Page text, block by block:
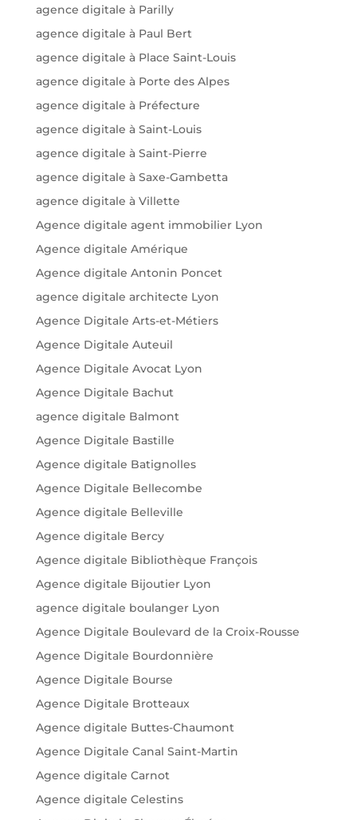
agence digitale à Parilly
agence digitale à Paul Bert
agence digitale à Place Saint-Louis
agence digitale à Porte des Alpes
agence digitale à Préfecture
agence digitale à Saint-Louis
agence digitale à Saint-Pierre
agence digitale à Saxe-Gambetta
agence digitale à Villette
Agence digitale agent immobilier Lyon
Agence digitale Amérique
Agence digitale Antonin Poncet
agence digitale architecte Lyon
Agence Digitale Arts-et-Métiers
Agence Digitale Auteuil
Agence Digitale Avocat Lyon
Agence Digitale Bachut
agence digitale Balmont
Agence Digitale Bastille
Agence digitale Batignolles
Agence Digitale Bellecombe
Agence digitale Belleville
Agence digitale Bercy
Agence digitale Bibliothèque François
Agence digitale Bijoutier Lyon
agence digitale boulanger Lyon
Agence Digitale Boulevard de la Croix-Rousse
Agence Digitale Bourdonnière
Agence Digitale Bourse
Agence Digitale Brotteaux
Agence digitale Buttes-Chaumont
Agence Digitale Canal Saint-Martin
Agence digitale Carnot
Agence digitale Celestins